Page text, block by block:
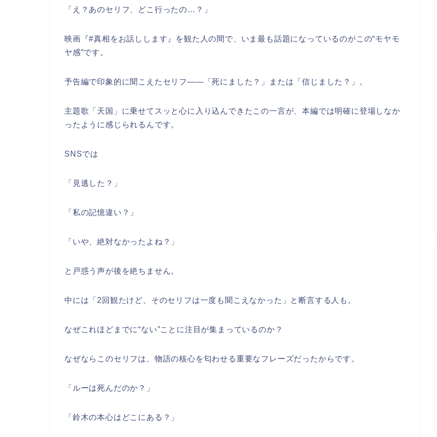
「え？あのセリフ、どこ行ったの…？」
映画『#真相をお話しします』を観た人の間で、いま最も話題になっているのがこの“モヤモ
ヤ感”です。
予告編で印象的に聞こえたセリフ――「死にました？」または「信じました？」。
主題歌「天国」に乗せてスッと心に入り込んできたこの一言が、本編では明確に登場しなか
ったように感じられるんです。
SNSでは
「見逃した？」
「私の記憶違い？」
「いや、絶対なかったよね？」
と戸惑う声が後を絶ちません。
中には「2回観たけど、そのセリフは一度も聞こえなかった」と断言する人も。
なぜこれほどまでに“ない”ことに注目が集まっているのか？
なぜならこのセリフは、物語の核心を匂わせる重要なフレーズだったからです。
「ルーは死んだのか？」
「鈴木の本心はどこにある？」